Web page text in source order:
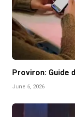
Proviron: Guide
June 6, 2026